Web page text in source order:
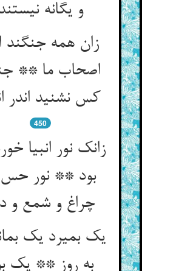
و یگانه
زان همه جنگند
اصحاب ما **
کس نشنید اندر
450
زانک نور انبیا
بود ** نور حس
چراغ و شمع و
یک بمیرد یک
به روز ** یک